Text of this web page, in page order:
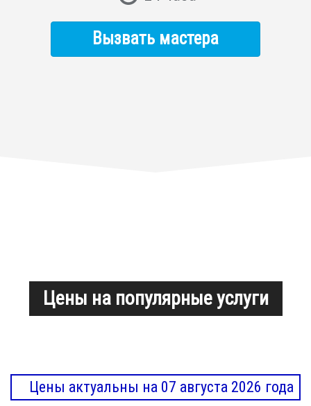
Вызвать мастера
Цены на популярные услуги
Цены актуальны на 07 августа 2026 года